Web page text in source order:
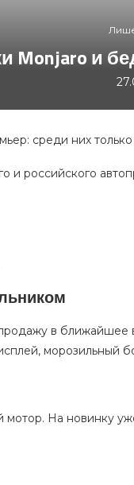
Monjaro и
среди них
и российского
в
морозильный
мотор. На новинку